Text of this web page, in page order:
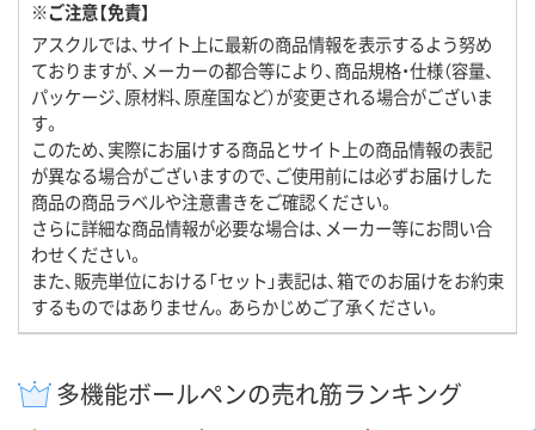
※ご注意【免責】
アスクルでは、サイト上に最新の商品情報を表示するよう努め
ておりますが、メーカーの都合等により、商品規格・仕様（容量、
パッケージ、原材料、原産国など）が変更される場合がございま
す。
このため、実際にお届けする商品とサイト上の商品情報の表記
が異なる場合がございますので、ご使用前には必ずお届けした
商品の商品ラベルや注意書きをご確認ください。
さらに詳細な商品情報が必要な場合は、メーカー等にお問い合
わせください。
また、販売単位における「セット」表記は、箱でのお届けをお約束
するものではありません。あらかじめご了承ください。
多機能ボールペンの売れ筋ランキング